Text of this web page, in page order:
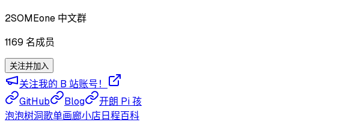
2SOMEone 中文群
1169 名成员
关注并加入
关注我的 B 站账号！
GitHub
Blog
开朗 Pi 孩
泡泡树洞歌单画廊小店日程百科